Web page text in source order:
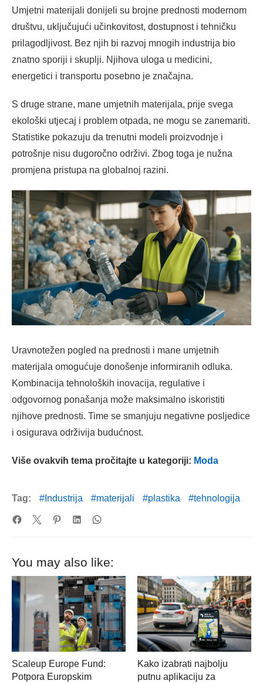
Umjetni materijali donijeli su brojne prednosti modernom
društvu, uključujući učinkovitost, dostupnost i tehničku
prilagodljivost. Bez njih bi razvoj mnogih industrija bio
znatno sporiji i skuplji. Njihova uloga u medicini,
energetici i transportu posebno je značajna.
S druge strane, mane umjetnih materijala, prije svega
ekološki utjecaj i problem otpada, ne mogu se zanemariti.
Statistike pokazuju da trenutni modeli proizvodnje i
potrošnje nisu dugoročno održivi. Zbog toga je nužna
promjena pristupa na globalnoj razini.
Uravnotežen pogled na prednosti i mane umjetnih
materijala omogućuje donošenje informiranih odluka.
Kombinacija tehnoloških inovacija, regulative i
odgovornog ponašanja može maksimalno iskoristiti
njihove prednosti. Time se smanjuju negativne posljedice
i osigurava održivija budućnost.
Više ovakvih tema pročitajte u kategoriji: Moda
Tag: Industrija materijali plastika tehnologija
You may also like:
Scaleup Europe Fund:
Potpora Europskim
Kako izabrati najbolju
putnu aplikaciju za